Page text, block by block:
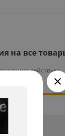
на все
действует